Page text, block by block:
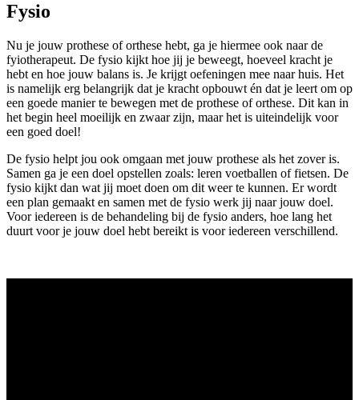
Fysio
Nu je jouw prothese of orthese hebt, ga je hiermee ook naar de
fyiotherapeut. De fysio kijkt hoe jij je beweegt, hoeveel kracht je
hebt en hoe jouw balans is. Je krijgt oefeningen mee naar huis. Het
is namelijk erg belangrijk dat je kracht opbouwt én dat je leert om op
een goede manier te bewegen met de prothese of orthese. Dit kan in
het begin heel moeilijk en zwaar zijn, maar het is uiteindelijk voor
een goed doel!
De fysio helpt jou ook omgaan met jouw prothese als het zover is.
Samen ga je een doel opstellen zoals: leren voetballen of fietsen. De
fysio kijkt dan wat jij moet doen om dit weer te kunnen. Er wordt
een plan gemaakt en samen met de fysio werk jij naar jouw doel.
Voor iedereen is de behandeling bij de fysio anders, hoe lang het
duurt voor je jouw doel hebt bereikt is voor iedereen verschillend.